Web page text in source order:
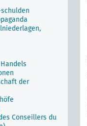
der
Conseillers du